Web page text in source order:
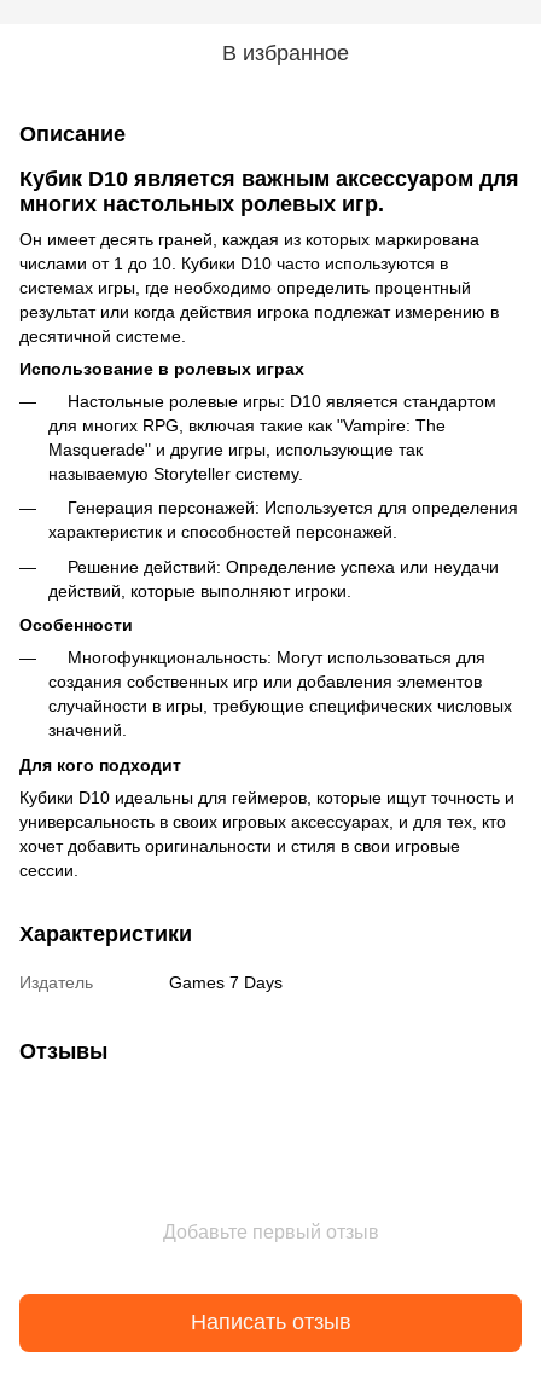
В избранное
Описание
Кубик D10 является важным аксессуаром для
многих настольных ролевых игр.
Он имеет десять граней, каждая из которых маркирована
числами от 1 до 10. Кубики D10 часто используются в
системах игры, где необходимо определить процентный
результат или когда действия игрока подлежат измерению в
десятичной системе.
Использование в ролевых играх
Настольные ролевые игры: D10 является стандартом
для многих RPG, включая такие как "Vampire: The
Masquerade" и другие игры, использующие так
называемую Storyteller систему.
Генерация персонажей: Используется для определения
характеристик и способностей персонажей.
Решение действий: Определение успеха или неудачи
действий, которые выполняют игроки.
Особенности
Многофункциональность: Могут использоваться для
создания собственных игр или добавления элементов
случайности в игры, требующие специфических числовых
значений.
Для кого подходит
Кубики D10 идеальны для геймеров, которые ищут точность и
универсальность в своих игровых аксессуарах, и для тех, кто
хочет добавить оригинальности и стиля в свои игровые
сессии.
Характеристики
Издатель Games 7 Days
Отзывы
Добавьте первый отзыв
Написать отзыв